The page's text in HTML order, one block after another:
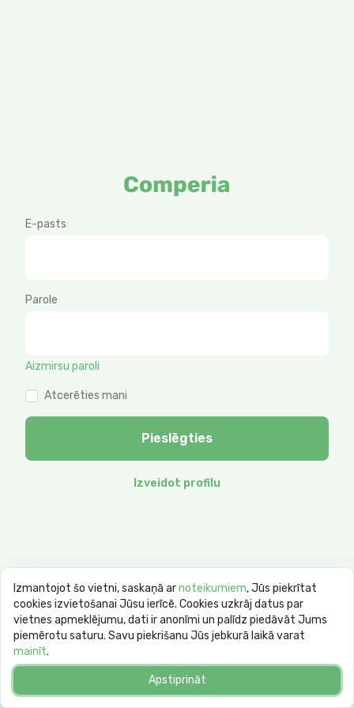
E-pasts
Parole
Aizmirsu paroli
Atcerēties mani
Pieslēgties
Izveidot profilu
Izmantojot šo vietni, saskaņā arnoteikumiem, Jūs piekrītat
cookies izvietošanai Jūsu ierīcē. Cookies uzkrāj datus par
vietnes apmeklējumu, dati ir anonīmi un palīdz piedāvāt Jums
piemērotu saturu. Savu piekrišanu Jūs jebkurā laikā varat
mainīt.
Apstiprināt